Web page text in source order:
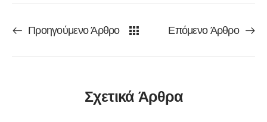
Προηγούμενο Άρθρο Επόμενο Άρθρο
Σχετικά Άρθρα